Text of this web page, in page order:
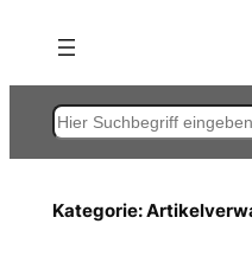
Inhalt
springen
Suchen
Kategorie: